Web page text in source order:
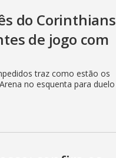
do Corinthians
de jogo com
traz como estão os
no esquenta para duelo